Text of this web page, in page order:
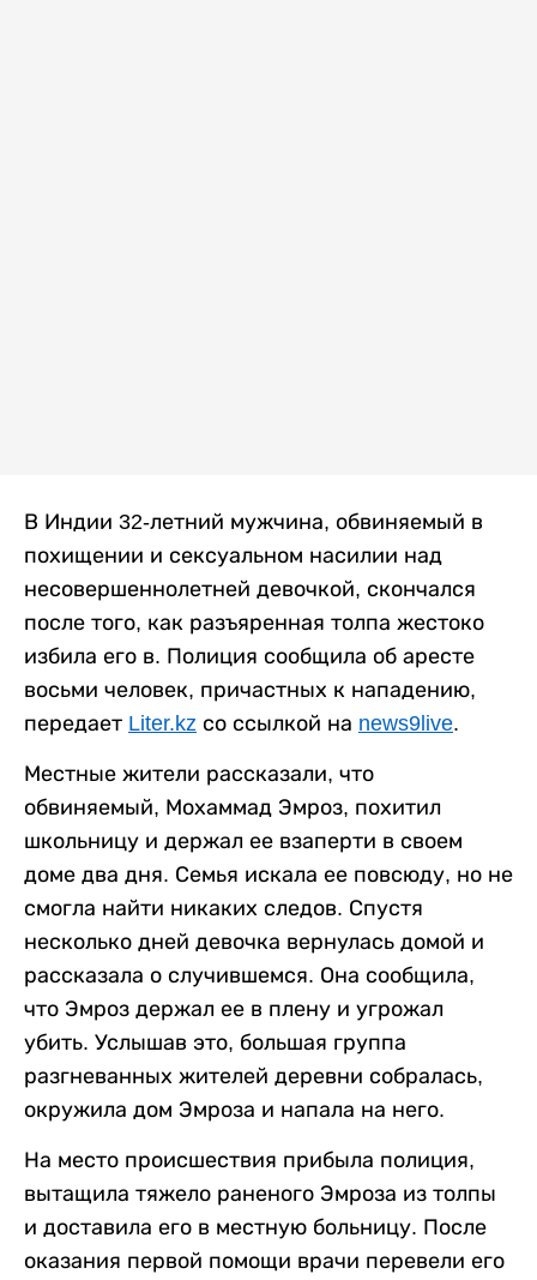
В Индии 32-летний мужчина, обвиняемый в
похищении и сексуальном насилии над
несовершеннолетней девочкой, скончался
после того, как разъяренная толпа жестоко
избила его в. Полиция сообщила об аресте
восьми человек, причастных к нападению,
передает Liter.kz со ссылкой на news9live.
Местные жители рассказали, что
обвиняемый, Мохаммад Эмроз, похитил
школьницу и держал ее взаперти в своем
доме два дня. Семья искала ее повсюду, но не
смогла найти никаких следов. Спустя
несколько дней девочка вернулась домой и
рассказала о случившемся. Она сообщила,
что Эмроз держал ее в плену и угрожал
убить. Услышав это, большая группа
разгневанных жителей деревни собралась,
окружила дом Эмроза и напала на него.
На место происшествия прибыла полиция,
вытащила тяжело раненого Эмроза из толпы
и доставила его в местную больницу. После
оказания первой помощи врачи перевели его